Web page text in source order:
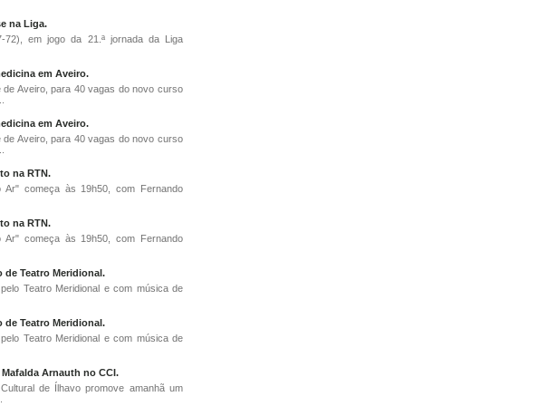
na Liga.
em jogo da 21.ª jornada da Liga
em Aveiro.
Aveiro, para 40 vagas do novo curso
em Aveiro.
Aveiro, para 40 vagas do novo curso
na RTN.
começa às 19h50, com Fernando
na RTN.
começa às 19h50, com Fernando
de Teatro Meridional.
Teatro Meridional e com música de
de Teatro Meridional.
Teatro Meridional e com música de
Arnauth no CCI.
de Ílhavo promove amanhã um